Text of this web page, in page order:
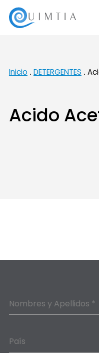
Inicio DETERGENTES
Acido
Nombres y Apellidos *
País